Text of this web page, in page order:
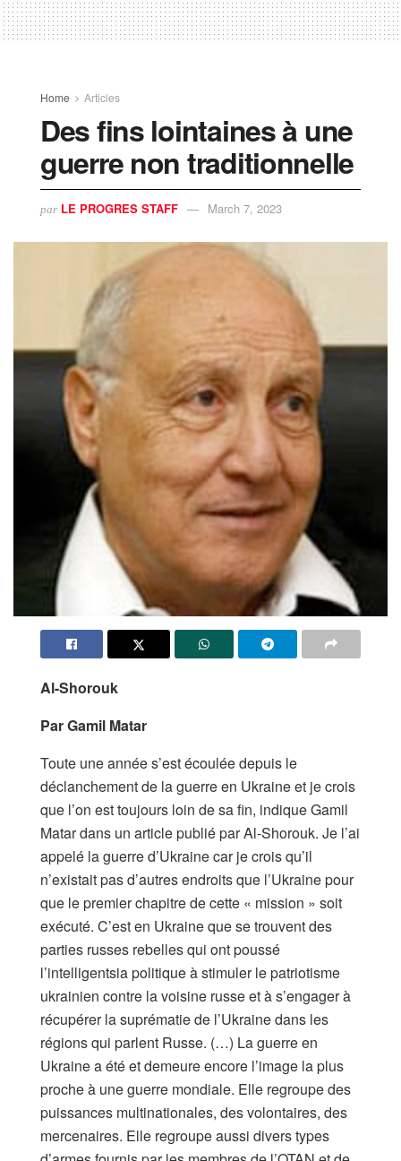
Home Articles
Des fins lointaines à une
guerre non traditionnelle
par LE PROGRES STAFF March 7, 2023
Al-Shorouk
Par Gamil Matar
Toute une année s’est écoulée depuis le
déclanchement de la guerre en Ukraine et je crois
que l’on est toujours loin de sa fin, indique Gamil
Matar dans un article publié par Al-Shorouk. Je l’ai
appelé la guerre d’Ukraine car je crois qu’il
n’existait pas d’autres endroits que l’Ukraine pour
que le premier chapitre de cette « mission » soit
exécuté. C’est en Ukraine que se trouvent des
parties russes rebelles qui ont poussé
l’intelligentsia politique à stimuler le patriotisme
ukrainien contre la voisine russe et à s’engager à
récupérer la suprématie de l’Ukraine dans les
régions qui parlent Russe. (…) La guerre en
Ukraine a été et demeure encore l’image la plus
proche à une guerre mondiale. Elle regroupe des
puissances multinationales, des volontaires, des
mercenaires. Elle regroupe aussi divers types